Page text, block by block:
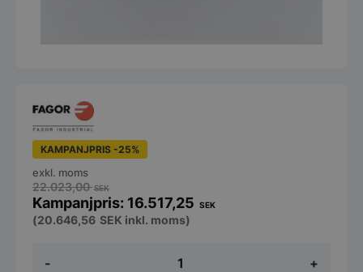
-
med
+
KAMPANJPRIS -25%
22.023,00SEK
16.517,25 SEK
exkl. moms
(20.646,56 SEK inkl. moms)